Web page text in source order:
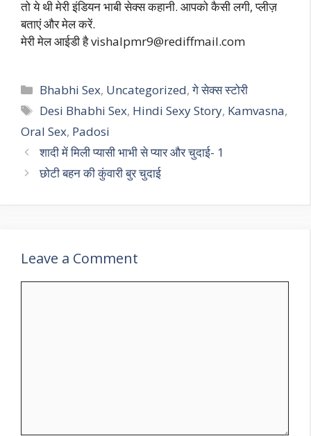
तो ये थी मेरी इंडियन भाबी सेक्स कहानी. आपको कैसी लगी, प्लीज़
बताएं और मेल करें.
मेरी मेल आईडी हैvishalpmr9@rediffmail.com
Categories
Bhabhi Sex, Uncategorized,गे सेक्स स्टोरी
Tags
Desi Bhabhi Sex, Hindi Sexy Story, Kamvasna,
Oral Sex, Padosi
शादी में मिली प्यासी भाभी से प्यार और चुदाई- 1
छोटी बहन की कुंवारी बुर चुदाई
Leave a Comment